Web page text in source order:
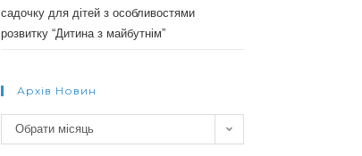
садочку для дітей з особливостями
розвитку “Дитина з майбутнім”
Архів Новин
Архів
новин
Обрати місяць